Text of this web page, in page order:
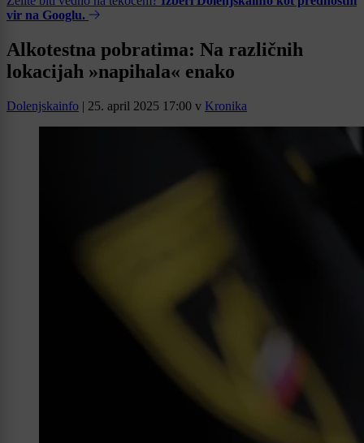
vir na Googlu.
Alkotestna pobratima: Na različnih
lokacijah »napihala« enako
Dolenjskainfo | 25. april 2025 17:00 v Kronika